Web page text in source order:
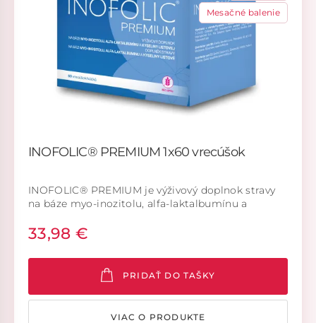
Mesačné balenie
INOFOLIC® PREMIUM 1x60 vrecúšok
INOFOLIC® PREMIUM je výživový doplnok stravy
na báze myo-inozitolu, alfa-laktalbumínu a
dodatočného množstva myo-inozitolu, alfa-
laktalbumínu a kysliny listovej v prípade ich
zníženého prísunu v strave alebo pri ich zvýšenej
potrebe v organizme.
33,98 €
PRIDAŤ DO TAŠKY
VIAC O PRODUKTE